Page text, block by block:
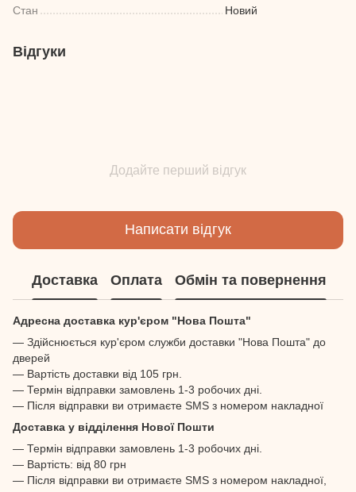
Стан Новий
Відгуки
Додайте перший відгук
Написати відгук
Доставка Оплата Обмін та повернення
Адресна доставка кур'єром "Нова Пошта"
— Здійснюється кур'єром служби доставки "Нова Пошта" до
дверей
— Вартість доставки від 105 грн.
— Термін відправки замовлень 1-3 робочих дні.
— Після відправки ви отримаєте SMS з номером накладної
Доставка у відділення Нової Пошти
— Термін відправки замовлень 1-3 робочих дні.
— Вартість: від 80 грн
— Після відправки ви отримаєте SMS з номером накладної,